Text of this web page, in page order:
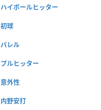
ハイボールヒッター
初球
バレル
プルヒッター
意外性
内野安打